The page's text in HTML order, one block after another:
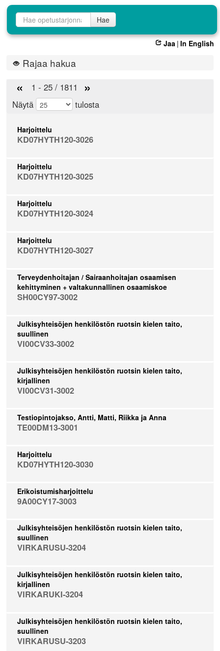
Opetustarjontahaku
Hae
Jaa | In English
Rajaa hakua
« 1 - 25 / 1811 »
Näytä tulosta
Harjoittelu
KD07HYTH120-3026
Harjoittelu
KD07HYTH120-3025
Harjoittelu
KD07HYTH120-3024
Harjoittelu
KD07HYTH120-3027
Terveydenhoitajan / Sairaanhoitajan osaamisen
kehittyminen + valtakunnallinen osaamiskoe
SH00CY97-3002
Julkisyhteisöjen henkilöstön ruotsin kielen taito,
suullinen
VI00CV33-3002
Julkisyhteisöjen henkilöstön ruotsin kielen taito,
kirjallinen
VI00CV31-3002
Testiopintojakso, Antti, Matti, Riikka ja Anna
TE00DM13-3001
Harjoittelu
KD07HYTH120-3030
Erikoistumisharjoittelu
9A00CY17-3003
Julkisyhteisöjen henkilöstön ruotsin kielen taito,
suullinen
VIRKARUSU-3204
Julkisyhteisöjen henkilöstön ruotsin kielen taito,
kirjallinen
VIRKARUKI-3204
Julkisyhteisöjen henkilöstön ruotsin kielen taito,
suullinen
VIRKARUSU-3203